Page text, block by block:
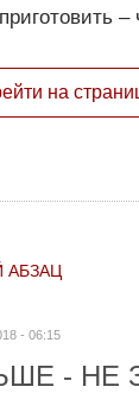
на
АБЗАЦ
- 06:15
- НЕ